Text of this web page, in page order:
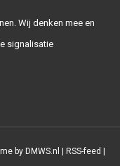
Wij denken mee en
signalisatie
by DMWS.nl RSS-feed